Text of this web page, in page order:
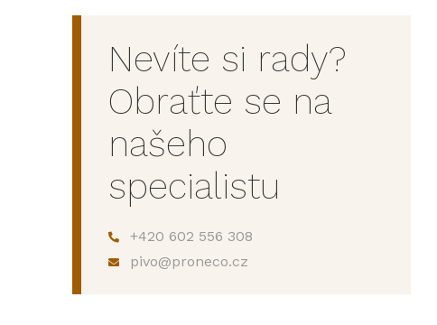
Nevíte si rady?
Obraťte se na
našeho
specialistu
+420 602 556 308
pivo@proneco.cz